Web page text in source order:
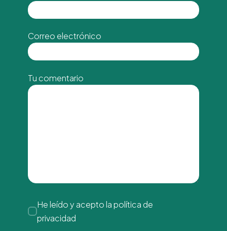
Correo electrónico
Tu comentario
He leído y acepto lapolítica de
privacidad